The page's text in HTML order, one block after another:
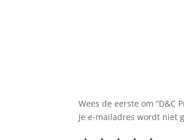
Wees de eerste om “D&C
Je e-mailadres wordt niet